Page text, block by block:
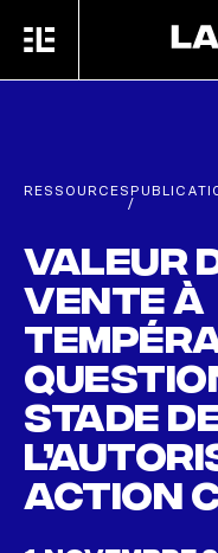
MENU
RESSOURCES
/
Valeur
vente à
stade
action